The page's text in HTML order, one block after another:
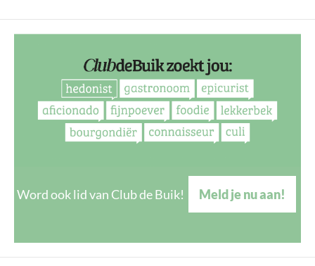
Word ook lid van Club de Buik! Meld je nu aan!